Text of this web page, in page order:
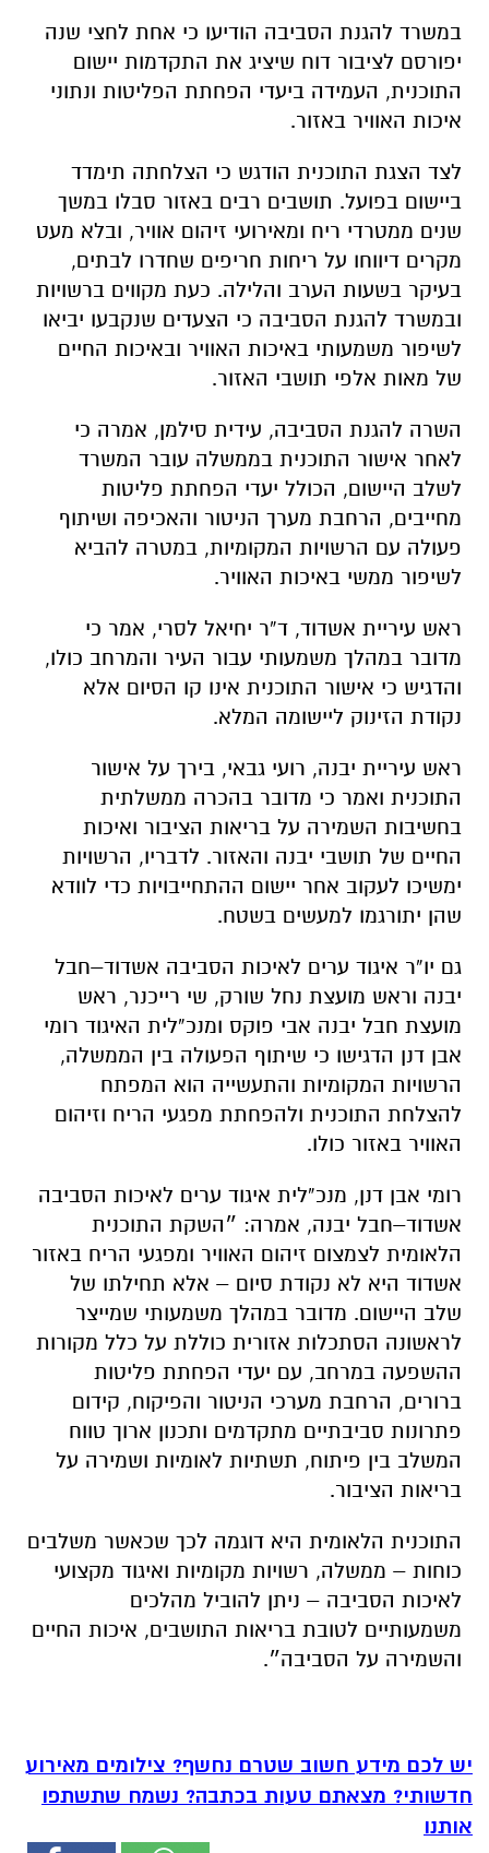
במשרד להגנת הסביבה הודיעו כי אחת לחצי שנה
יפורסם לציבור דוח שיציג את התקדמות יישום
התוכנית, העמידה ביעדי הפחתת הפליטות ונתוני
איכות האוויר באזור.
לצד הצגת התוכנית הודגש כי הצלחתה תימדד
ביישום בפועל. תושבים רבים באזור סבלו במשך
שנים ממטרדי ריח ומאירועי זיהום אוויר, ובלא מעט
מקרים דיווחו על ריחות חריפים שחדרו לבתים,
בעיקר בשעות הערב והלילה. כעת מקווים ברשויות
ובמשרד להגנת הסביבה כי הצעדים שנקבעו יביאו
לשיפור משמעותי באיכות האוויר ובאיכות החיים
של מאות אלפי תושבי האזור.
השרה להגנת הסביבה, עידית סילמן, אמרה כי
לאחר אישור התוכנית בממשלה עובר המשרד
לשלב היישום, הכולל יעדי הפחתת פליטות
מחייבים, הרחבת מערך הניטור והאכיפה ושיתוף
פעולה עם הרשויות המקומיות, במטרה להביא
לשיפור ממשי באיכות האוויר.
ראש עיריית אשדוד, ד”ר יחיאל לסרי, אמר כי
מדובר במהלך משמעותי עבור העיר והמרחב כולו,
והדגיש כי אישור התוכנית אינו קו הסיום אלא
נקודת הזינוק ליישומה המלא.
ראש עיריית יבנה, רועי גבאי, בירך על אישור
התוכנית ואמר כי מדובר בהכרה ממשלתית
בחשיבות השמירה על בריאות הציבור ואיכות
החיים של תושבי יבנה והאזור. לדבריו, הרשויות
ימשיכו לעקוב אחר יישום ההתחייבויות כדי לוודא
שהן יתורגמו למעשים בשטח.
גם יו”ר איגוד ערים לאיכות הסביבה אשדוד–חבל
יבנה וראש מועצת נחל שורק, שי רייכנר, ראש
מועצת חבל יבנה אבי פוקס ומנכ”לית האיגוד רומי
אבן דנן הדגישו כי שיתוף הפעולה בין הממשלה,
הרשויות המקומיות והתעשייה הוא המפתח
להצלחת התוכנית ולהפחתת מפגעי הריח וזיהום
האוויר באזור כולו.
רומי אבן דנן, מנכ”לית איגוד ערים לאיכות הסביבה
אשדוד–חבל יבנה, אמרה: ״השקת התוכנית
הלאומית לצמצום זיהום האוויר ומפגעי הריח באזור
אשדוד היא לא נקודת סיום – אלא תחילתו של
שלב היישום. מדובר במהלך משמעותי שמייצר
לראשונה הסתכלות אזורית כוללת על כלל מקורות
ההשפעה במרחב, עם יעדי הפחתת פליטות
ברורים, הרחבת מערכי הניטור והפיקוח, קידום
פתרונות סביבתיים מתקדמים ותכנון ארוך טווח
המשלב בין פיתוח, תשתיות לאומיות ושמירה על
בריאות הציבור.
התוכנית הלאומית היא דוגמה לכך שכאשר משלבים
כוחות – ממשלה, רשויות מקומיות ואיגוד מקצועי
לאיכות הסביבה – ניתן להוביל מהלכים
משמעותיים לטובת בריאות התושבים, איכות החיים
והשמירה על הסביבה״.
יש לכם מידע חשוב שטרם נחשף? צילומים מאירוע
חדשותי? מצאתם טעות בכתבה? נשמח שתשתפו
אותנו